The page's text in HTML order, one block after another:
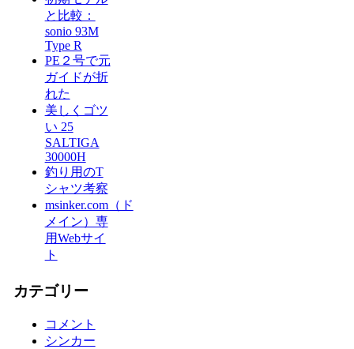
と比較：
sonio 93M
Type R
PE２号で元
ガイドが折
れた
美しくゴツ
い 25
SALTIGA
30000H
釣り用のT
シャツ考察
msinker.com（ド
メイン）専
用Webサイ
ト
カテゴリー
コメント
シンカー